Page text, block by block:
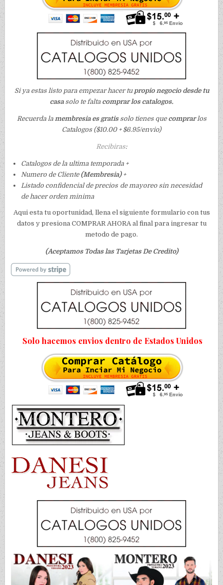
Si ya estas listo para empezar hacer tu propio negocio desde tu
casasolo te falta comprar los catalogos.
Recuerda la membresia es gratissolo tienes que comprarlos
Catalogos ($10.00 + $6.95/envio)
Recibiras:
Catalogos de la ultima temporada +
Numero de Cliente (Membresia)+
Listado confidencial de precios de mayoreo sin necesidad
de hacer orden minima
Aqui esta tu oportunidad, llena el siguiente formulario con tus
datos y presiona COMPRAR AHORA al final para ingresar tu
metodo de pago.
(Aceptamos Todas las Tarjetas De Credito)
Solo hacemos envios dentro de Estados Unidos